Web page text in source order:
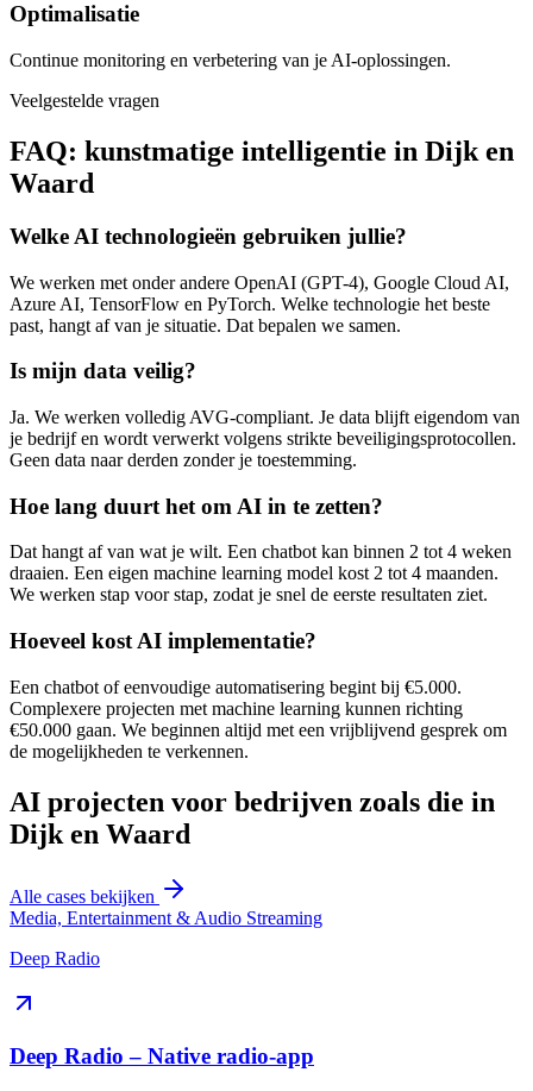
Optimalisatie
Continue monitoring en verbetering van je AI-oplossingen.
Veelgestelde vragen
FAQ: kunstmatige intelligentie in Dijk en
Waard
Welke AI technologieën gebruiken jullie?
We werken met onder andere OpenAI (GPT-4), Google Cloud AI,
Azure AI, TensorFlow en PyTorch. Welke technologie het beste
past, hangt af van je situatie. Dat bepalen we samen.
Is mijn data veilig?
Ja. We werken volledig AVG-compliant. Je data blijft eigendom van
je bedrijf en wordt verwerkt volgens strikte beveiligingsprotocollen.
Geen data naar derden zonder je toestemming.
Hoe lang duurt het om AI in te zetten?
Dat hangt af van wat je wilt. Een chatbot kan binnen 2 tot 4 weken
draaien. Een eigen machine learning model kost 2 tot 4 maanden.
We werken stap voor stap, zodat je snel de eerste resultaten ziet.
Hoeveel kost AI implementatie?
Een chatbot of eenvoudige automatisering begint bij €5.000.
Complexere projecten met machine learning kunnen richting
€50.000 gaan. We beginnen altijd met een vrijblijvend gesprek om
de mogelijkheden te verkennen.
AI projecten voor bedrijven zoals die in
Dijk en Waard
Alle cases bekijken
Media, Entertainment & Audio Streaming
Deep Radio
Deep Radio – Native radio-app